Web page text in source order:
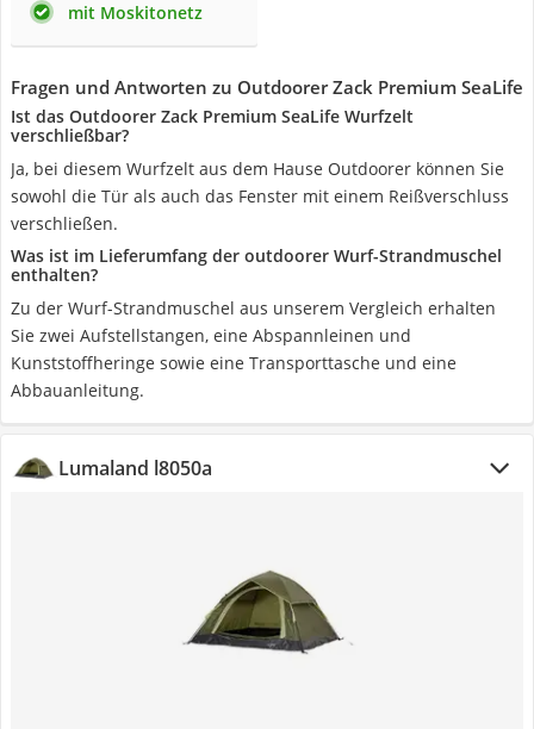
mit Moskitonetz
Fragen und Antworten zu Outdoorer Zack Premium SeaLife
Ist das Outdoorer Zack Premium SeaLife Wurfzelt
verschließbar?
Ja, bei diesem Wurfzelt aus dem Hause Outdoorer können Sie
sowohl die Tür als auch das Fenster mit einem Reißverschluss
verschließen.
Was ist im Lieferumfang der outdoorer Wurf-Strandmuschel
enthalten?
Zu der Wurf-Strandmuschel aus unserem Vergleich erhalten
Sie zwei Aufstellstangen, eine Abspannleinen und
Kunststoffheringe sowie eine Transporttasche und eine
Abbauanleitung.
Lumaland l8050a